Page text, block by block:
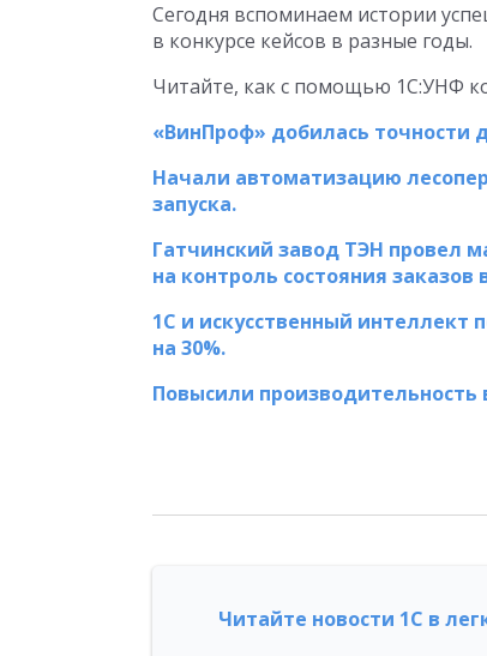
Сегодня вспоминаем истории
в конкурсе кейсов в разные годы.
Читайте, как с помощью 1С:УНФ
«ВинПроф» добилась точности
Начали автоматизацию
запуска.
Гатчинский завод ТЭН провел
на контроль состояния заказов
1С и искусственный интеллект
на 30%.
Повысили
Читайте новости 1С в